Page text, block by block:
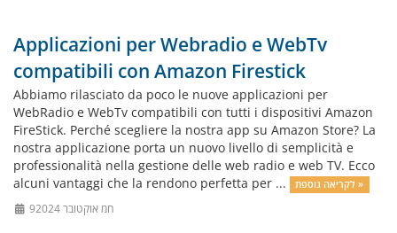
Applicazioni per Webradio e WebTv
compatibili con Amazon Firestick
Abbiamo rilasciato da poco le nuove applicazioni per
WebRadio e WebTv compatibili con tutti i dispositivi Amazon
FireStick. Perché scegliere la nostra app su Amazon Store? La
nostra applicazione porta un nuovo livello di semplicità e
professionalità nella gestione delle web radio e web TV. Ecco
alcuni vantaggi che la rendono perfetta per ...
לקריאה נוספת »
9חמ אוקטובר 2024